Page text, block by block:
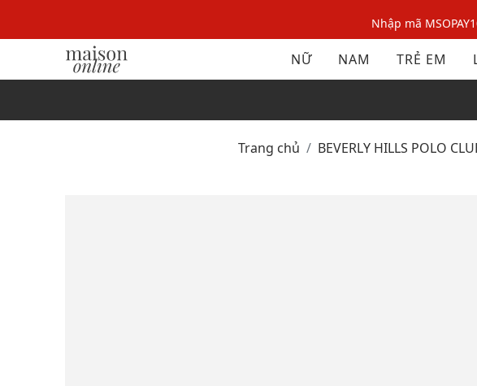
Nhập mã
Nhập mã:
Nhập mã
NỮ NAM TRẺ EM
Trang chủ BEVERLY HILLS POLO